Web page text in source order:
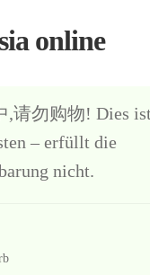
online
,请勿购物! Dies
– erfüllt die
nicht.